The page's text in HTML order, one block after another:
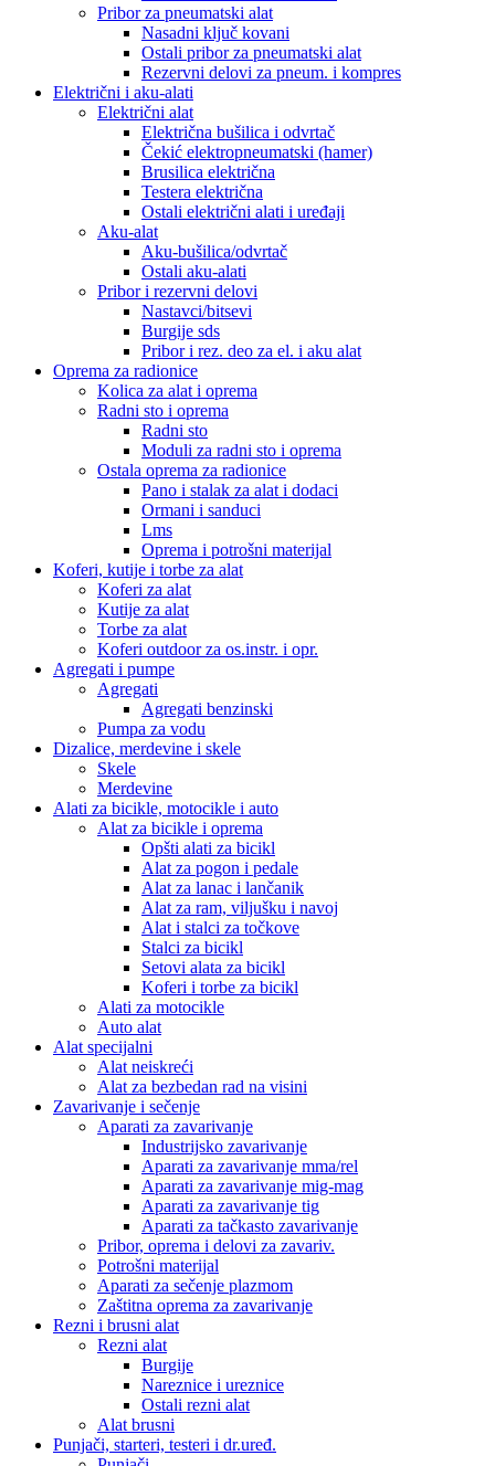
Pribor za pneumatski alat
Nasadni ključ kovani
Ostali pribor za pneumatski alat
Rezervni delovi za pneum. i kompres
Električni i aku-alati
Električni alat
Električna bušilica i odvrtač
Čekić elektropneumatski (hamer)
Brusilica električna
Testera električna
Ostali električni alati i uređaji
Aku-alat
Aku-bušilica/odvrtač
Ostali aku-alati
Pribor i rezervni delovi
Nastavci/bitsevi
Burgije sds
Pribor i rez. deo za el. i aku alat
Oprema za radionice
Kolica za alat i oprema
Radni sto i oprema
Radni sto
Moduli za radni sto i oprema
Ostala oprema za radionice
Pano i stalak za alat i dodaci
Ormani i sanduci
Lms
Oprema i potrošni materijal
Koferi, kutije i torbe za alat
Koferi za alat
Kutije za alat
Torbe za alat
Koferi outdoor za os.instr. i opr.
Agregati i pumpe
Agregati
Agregati benzinski
Pumpa za vodu
Dizalice, merdevine i skele
Skele
Merdevine
Alati za bicikle, motocikle i auto
Alat za bicikle i oprema
Opšti alati za bicikl
Alat za pogon i pedale
Alat za lanac i lančanik
Alat za ram, viljušku i navoj
Alat i stalci za točkove
Stalci za bicikl
Setovi alata za bicikl
Koferi i torbe za bicikl
Alati za motocikle
Auto alat
Alat specijalni
Alat neiskreći
Alat za bezbedan rad na visini
Zavarivanje i sečenje
Aparati za zavarivanje
Industrijsko zavarivanje
Aparati za zavarivanje mma/rel
Aparati za zavarivanje mig-mag
Aparati za zavarivanje tig
Aparati za tačkasto zavarivanje
Pribor, oprema i delovi za zavariv.
Potrošni materijal
Aparati za sečenje plazmom
Zaštitna oprema za zavarivanje
Rezni i brusni alat
Rezni alat
Burgije
Nareznice i ureznice
Ostali rezni alat
Alat brusni
Punjači, starteri, testeri i dr.uređ.